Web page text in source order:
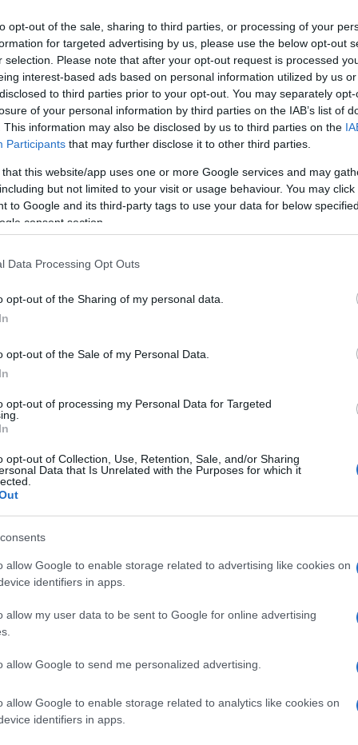
opt-out of the sale, sharing to third parties, or processing of your
for targeted advertising by us, please use the below opt-out
selection. Please note that after your opt-out request is processed
interest-based ads based on personal information utilized by us
to third parties prior to your opt-out. You may separately
of your personal information by third parties on the IAB’s list of
This information may also be disclosed by us to third parties on the
Participants that may further disclose it to other third parties.
that this website/app uses one or more Google services and may
but not limited to your visit or usage behaviour. You may
to Google and its third-party tags to use your data for below
consent section.
Data Processing Opt Outs
opt-out of the Sharing of my personal data.
opt-out of the Sale of my Personal Data.
opt-out of processing my Personal Data for Targeted
opt-out of Collection, Use, Retention, Sale, and/or Sharing
Data that Is Unrelated with the Purposes for which it
allow Google to enable storage related to advertising like cookies on
identifiers in apps.
allow my user data to be sent to Google for online advertising
allow Google to send me personalized advertising.
allow Google to enable storage related to analytics like cookies on
identifiers in apps.
του βουλευτή της Νέας Δημοκρατίας,
επιβεβαίωσε ότι η κυβέρνηση προχωρά
ορίου, επικαλούμενη την αύξηση του
ανάγκες των νοικοκυριών.
ποσό που πρέπει να παραμένει
οφειλέτη, ακόμη και σε περίπτωση
οφειλές.
ανερχόταν στα 1.250 ευρώ. Με τη νέα
προσφέροντας μεγαλύτερη προστασία
διαδικασίες αναγκαστικής είσπραξης.
–
15